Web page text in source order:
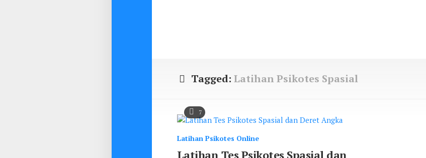
Tagged: Latihan Psikotes Spasial
7
Latihan Psikotes Online
Latihan Tes Psikotes Spasial dan